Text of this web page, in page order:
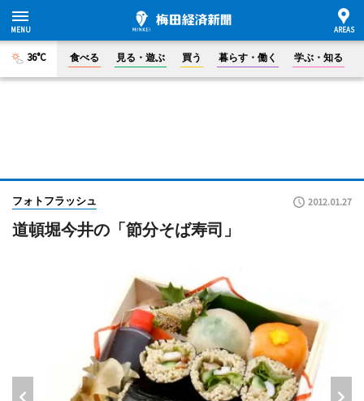
36°C 食べる 見る・遊ぶ 買う 暮らす・働く 学ぶ・知る
フォトフラッシュ 2012.01.27
道頓堀今井の「節分そば寿司」